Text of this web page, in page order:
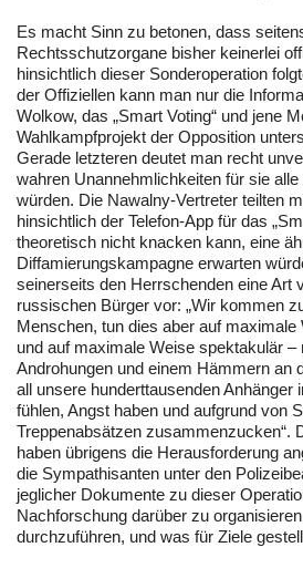
Es macht Sinn zu betonen, dass
Rechtsschutzorgane bisher keinerlei
hinsichtlich dieser Sonderoperation
der Offiziellen kann man nur die
Wolkow, das „Smart Voting“ und jene
Wahlkampfprojekt der Opposition
Gerade letzteren deutet man recht
wahren Unannehmlichkeiten für sie
würden. Die Nawalny-Vertreter teilten
hinsichtlich der Telefon-App für das
theoretisch nicht knacken kann, eine
Diffamierungskampagne erwarten
seinerseits den Herrschenden eine Art
russischen Bürger vor: „Wir kommen
Menschen, tun dies aber auf maximale
und auf maximale Weise spektakulär
Androhungen und einem Hämmern an
all unsere hunderttausenden Anhänger
fühlen, Angst haben und aufgrund von
Treppenabsätzen zusammenzucken“.
haben übrigens die Herausforderung
die Sympathisanten unter den
jeglicher Dokumente zu dieser
Nachforschung darüber zu
durchzuführen, und was für Ziele